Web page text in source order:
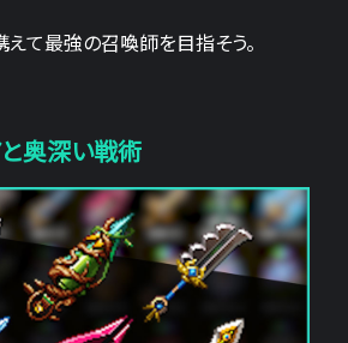
て最強の召喚師を目指そう。
奥深い戦術